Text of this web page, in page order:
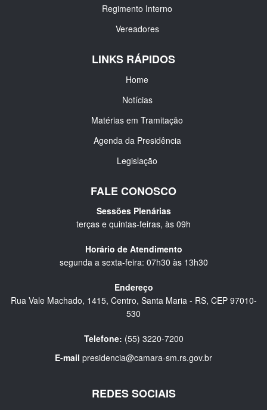
Regimento Interno
Vereadores
LINKS RÁPIDOS
Home
Notícias
Matérias em Tramitação
Agenda da Presidência
Legislação
FALE CONOSCO
Sessões Plenárias
terças e quintas-feiras, às 09h
Horário de Atendimento
segunda a sexta-feira: 07h30 às 13h30
Endereço
Rua Vale Machado, 1415, Centro, Santa Maria - RS, CEP 97010-
530
Telefone: (55) 3220-7200
E-mail presidencia@camara-sm.rs.gov.br
REDES SOCIAIS